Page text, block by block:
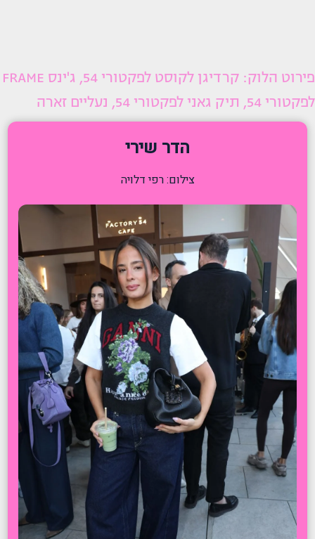
פירוט הלוק: קרדיגן לקוסט לפקטורי 54, ג'ינס FRAME
לפקטורי 54, תיק גאני לפקטורי 54, נעליים זארה